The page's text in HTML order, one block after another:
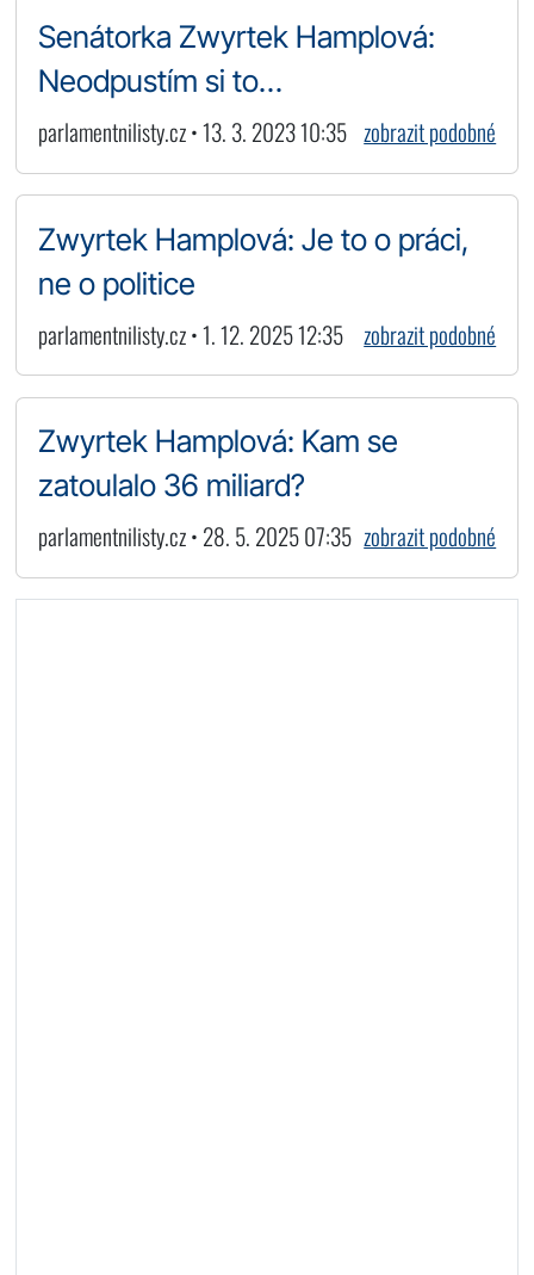
Senátorka Zwyrtek Hamplová:
Neodpustím si to…
parlamentnilisty.cz • 13. 3. 2023 10:35 zobrazit podobné
Zwyrtek Hamplová: Je to o práci,
ne o politice
parlamentnilisty.cz • 1. 12. 2025 12:35 zobrazit podobné
Zwyrtek Hamplová: Kam se
zatoulalo 36 miliard?
parlamentnilisty.cz • 28. 5. 2025 07:35 zobrazit podobné